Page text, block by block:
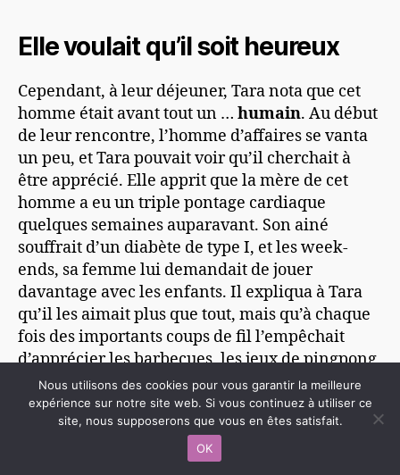
Elle voulait qu’il soit heureux
Cependant, à leur déjeuner, Tara nota que cet
homme était avant tout un … humain. Au début
de leur rencontre, l’homme d’affaires se vanta
un peu, et Tara pouvait voir qu’il cherchait à
être apprécié. Elle apprit que la mère de cet
homme a eu un triple pontage cardiaque
quelques semaines auparavant. Son ainé
souffrait d’un diabète de type I, et les week-
ends, sa femme lui demandait de jouer
davantage avec les enfants. Il expliqua à Tara
qu’il les aimait plus que tout, mais qu’à chaque
fois des importants coups de fil l’empêchait
d’apprécier les barbecues, les jeux de pingpong
ou les séances vidéos en famille.
Il se demandait si la méditation de pleine
conscience pouvait l’aider à relaxer alors qu’il
était tant sollicité. Tara savait qu’elle et cet
Nous utilisons des cookies pour vous garantir la meilleure
expérience sur notre site web. Si vous continuez à utiliser ce
site, nous supposerons que vous en êtes satisfait.
OK